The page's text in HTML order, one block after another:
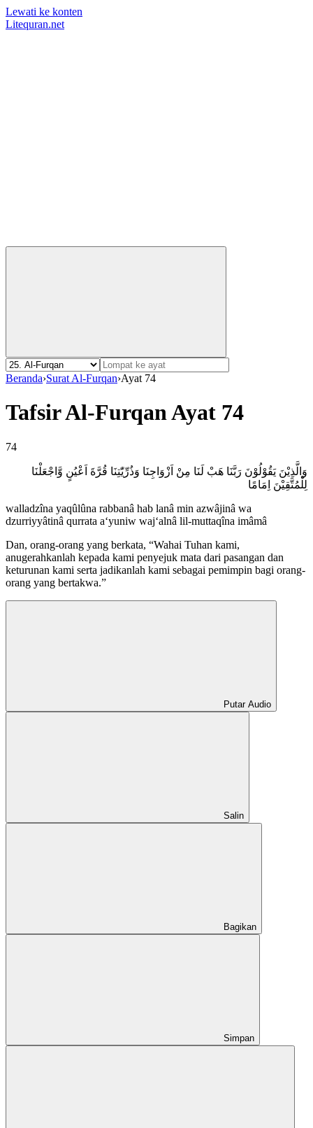
Lewati ke konten
Litequran.net
Beranda›Surat Al-Furqan›Ayat 74
Tafsir Al-Furqan Ayat 74
74
وَالَّذِيْنَ يَقُوْلُوْنَ رَبَّنَا هَبْ لَنَا مِنْ اَزْوَاجِنَا وَذُرِّيّٰتِنَا قُرَّةَ اَعْيُنٍ وَّاجْعَلْنَا
لِلْمُتَّقِيْنَ اِمَامًا
walladzîna yaqûlûna rabbanâ hab lanâ min azwâjinâ wa
dzurriyyâtinâ qurrata a‘yuniw waj‘alnâ lil-muttaqîna imâmâ
Dan, orang-orang yang berkata, “Wahai Tuhan kami,
anugerahkanlah kepada kami penyejuk mata dari pasangan dan
keturunan kami serta jadikanlah kami sebagai pemimpin bagi orang-
orang yang bertakwa.”
Putar Audio
Salin
Bagikan
Simpan